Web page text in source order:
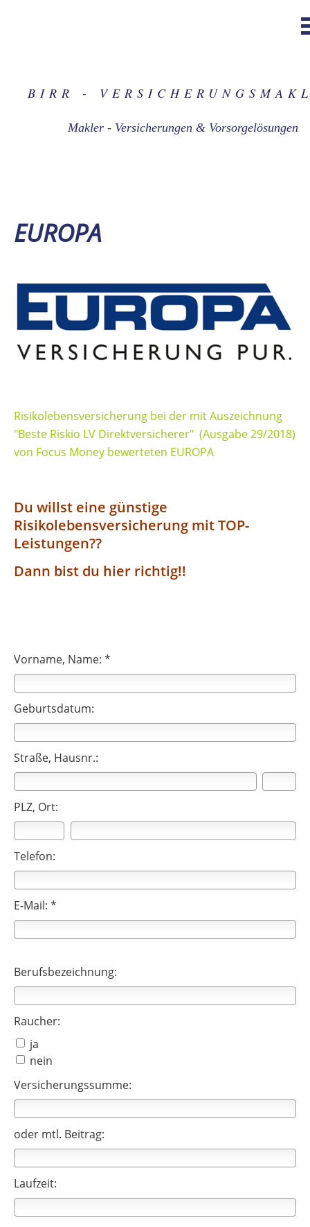
BIRR -
Makler - Versicherungen & Vorsorgelösungen
EUROPA
Risikolebensversicherung bei der mit Auszeichnung
"Beste Riskio LV Direktversicherer" (Ausgabe 29/2018)
von Focus Money bewerteten EUROPA
Du willst eine günstige
Risikolebensversicherung mit TOP-
Leistungen??
Dann bist du hier richtig!!
Vorname, Name: *
Geburtsdatum:
Straße, Hausnr.:
PLZ, Ort:
Telefon:
E-Mail: *
Berufsbezeichnung:
Raucher:
ja
nein
Versicherungssumme:
oder mtl. Beitrag:
Laufzeit: